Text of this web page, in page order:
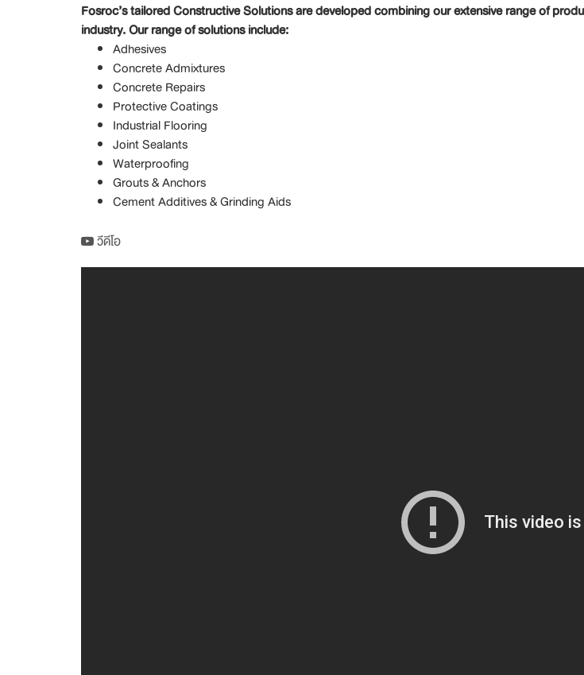
Fosroc’s tailored Constructive Solutions are developed combining our extensive range of
industry. Our range of solutions include:
Adhesives
Concrete Admixtures
Concrete Repairs
Protective Coatings
Industrial Flooring
Joint Sealants
Waterproofing
Grouts & Anchors
Cement Additives & Grinding Aids
วีดีโอ